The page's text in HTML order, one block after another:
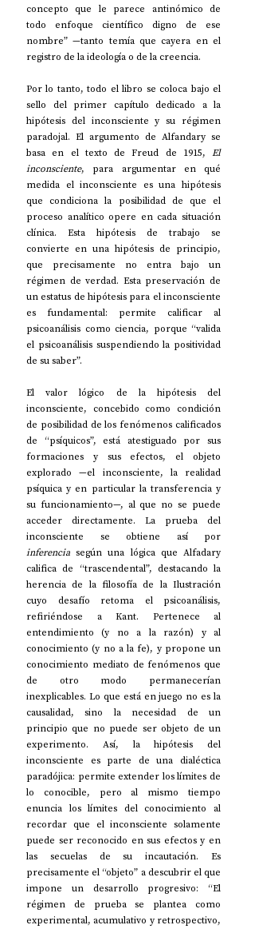
concepto que le parece antinómico de
todo enfoque científico digno de ese
nombre” —tanto temía que cayera en el
registro de la ideología o de la creencia.
Por lo tanto, todo el libro se coloca bajo el
sello del primer capítulo dedicado a la
hipótesis del inconsciente y su régimen
paradojal. El argumento de Alfandary se
basa en el texto de Freud de 1915, El
inconsciente, para argumentar en qué
medida el inconsciente es una hipótesis
que condiciona la posibilidad de que el
proceso analítico opere en cada situación
clínica. Esta hipótesis de trabajo se
convierte en una hipótesis de principio,
que precisamente no entra bajo un
régimen de verdad. Esta preservación de
un estatus de hipótesis para el inconsciente
es fundamental: permite calificar al
psicoanálisis como ciencia, porque “valida
el psicoanálisis suspendiendo la positividad
de su saber”.
El valor lógico de la hipótesis del
inconsciente, concebido como condición
de posibilidad de los fenómenos calificados
de “psíquicos”, está atestiguado por sus
formaciones y sus efectos, el objeto
explorado —el inconsciente, la realidad
psíquica y en particular la transferencia y
su funcionamiento—, al que no se puede
acceder directamente. La prueba del
inferencia según una lógica que Alfadary
califica de “trascendental”, destacando la
herencia de la filosofía de la Ilustración
cuyo desafío retoma el psicoanálisis,
refiriéndose a Kant. Pertenece al
entendimiento (y no a la razón) y al
conocimiento (y no a la fe), y propone un
conocimiento mediato de fenómenos que
de otro modo permanecerían
inexplicables. Lo que está en juego no es la
causalidad, sino la necesidad de un
principio que no puede ser objeto de un
experimento. Así, la hipótesis del
inconsciente es parte de una dialéctica
paradójica: permite extender los límites de
lo conocible, pero al mismo tiempo
enuncia los límites del conocimiento al
recordar que el inconsciente solamente
puede ser reconocido en sus efectos y en
las secuelas de su incautación. Es
precisamente el “objeto” a descubrir el que
impone un desarrollo progresivo: “El
régimen de prueba se plantea como
experimental, acumulativo y retrospectivo,